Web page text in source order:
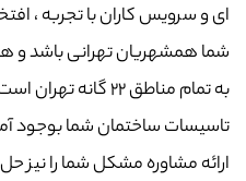
شما همشهریان تهرانی باشد و
به تمام مناطق ۲۲
تاسیسات ساختمان شما بوجود
ارائه مشاوره مشکل شما را نیز